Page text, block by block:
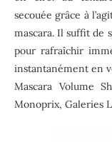
secouée grâce à
mascara. Il suffit de
pour rafraîchir
instantanément en
Mascara Volume
Monoprix, Galeries